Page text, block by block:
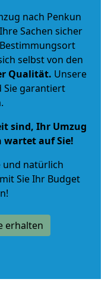
nach Penkun
Sachen sicher
selbst von den
Qualität. Unsere
Sie garantiert
sind, Ihr Umzug
wartet auf Sie!
und natürlich
Sie Ihr Budget
erhalten